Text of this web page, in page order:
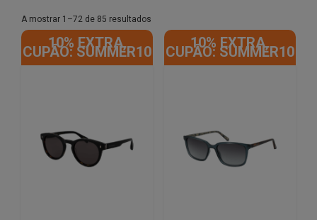
A mostrar 1–72 de 85 resultados
by
latest
10% EXTRA,
CUPÃO: SUMMER10
10% EXTRA,
CUPÃO: SUMMER10